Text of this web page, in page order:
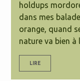
holdups
dans mes
orange, quand
nature va bien à
LIRE